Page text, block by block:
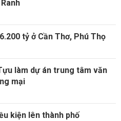
tỷ ở Cần Thơ, Phú Thọ
làm dự án trung tâm văn
mại
kiện lên thành phố